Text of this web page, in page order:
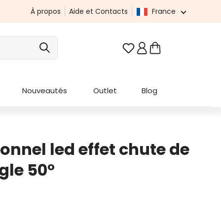
À propos Aide et Contacts France
Vous avez 0 articles
Nouveautés Outlet Blog
led effet chute de
50°